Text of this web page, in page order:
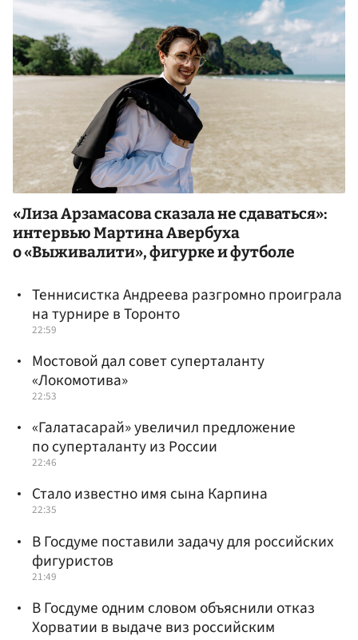
«Лиза Арзамасова сказала не сдаваться»:
интервью Мартина Авербуха
о «Выживалити», фигурке и футболе
Теннисистка Андреева разгромно проиграла
на турнире в Торонто
22:59
Мостовой дал совет суперталанту
«Локомотива»
22:53
«Галатасарай» увеличил предложение
по суперталанту из России
22:46
Стало известно имя сына Карпина
22:35
В Госдуме поставили задачу для российских
фигуристов
21:49
В Госдуме одним словом объяснили отказ
Хорватии в выдаче виз российским